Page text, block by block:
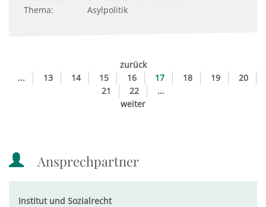
Thema:
Asylpolitik
zurück
...
13 14 15 16 17 18 19
20
21
22
...
weiter
Ansprechpartner
Institut und Sozialrecht